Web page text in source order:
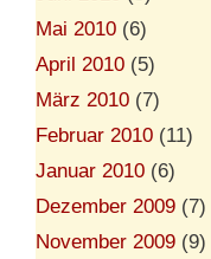
Mai 2010 (6)
April 2010 (5)
März 2010 (7)
Februar 2010 (11)
Januar 2010 (6)
Dezember 2009 (7)
November 2009 (9)